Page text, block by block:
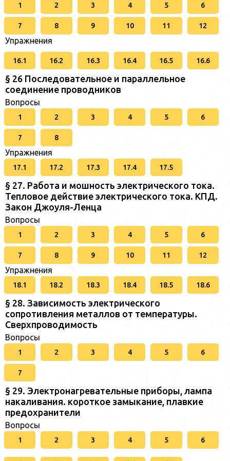
1 2 3 4 5 6
7 8 9 10 11 12
Упражнения
16.1 16.2 16.3 16.4 16.5 16.6
§ 26 Последовательное и параллельное
соединение проводников
Вопросы
1 2 3 4 5 6
7 8
Упражнения
17.1 17.2 17.3 17.4 17.5
§ 27. Работа и мошность электрического тока.
Тепловое действие электрического тока. КПД.
Закон Джоуля-Ленца
Вопросы
1 2 3 4 5 6
7 8 9 10 11 12
Упражнения
18.1 18.2 18.3 18.4 18.5 18.6
§ 28. Зависимость электрического
сопротивления металлов от температуры.
Сверхпроводимость
Вопросы
1 2 3 4 5 6
7
§ 29. Электронагревательные приборы, лампа
накаливания. короткое замыкание, плавкие
предохранители
Вопросы
1 2 3 4 5 6